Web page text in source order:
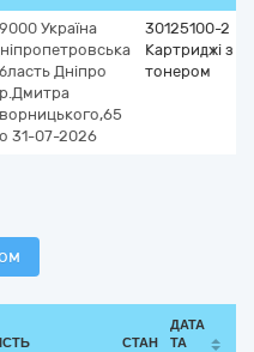
Україна
Дніпро
31-07-2026
30125100-2
Картриджі з
тонером
СТАН
ДАТА
ТА